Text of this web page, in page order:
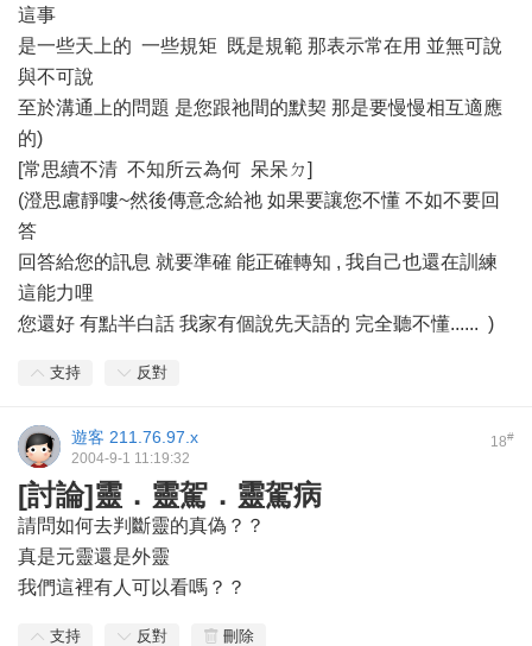
這事
是一些天上的 一些規矩 既是規範 那表示常在用 並無可說
與不可說
至於溝通上的問題 是您跟祂間的默契 那是要慢慢相互適應
的)
[常思續不清 不知所云為何 呆呆ㄉ]
(澄思慮靜嘍~然後傳意念給祂 如果要讓您不懂 不如不要回
答
回答給您的訊息 就要準確 能正確轉知 , 我自己也還在訓練
這能力哩
您還好 有點半白話 我家有個說先天語的 完全聽不懂...... )
支持 反對
18#
遊客 211.76.97.x
2004-9-1 11:19:32
[討論]靈．靈駕．靈駕病
請問如何去判斷靈的真偽？？
真是元靈還是外靈
我們這裡有人可以看嗎？？
支持 反對 刪除